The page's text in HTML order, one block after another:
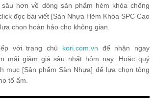
hơn về dòng sản phẩm hèm khóa chống
đọc bài viết [Sàn Nhựa Hèm Khóa SPC Cao
chọn hoàn hảo cho không gian.
với trang chủ kori.com.vn để nhận ngay
mãi giảm giá sâu nhất hôm nay. Hoặc quý
mục [Sản phẩm Sàn Nhựa] để lựa chọn tông
tổ ấm.